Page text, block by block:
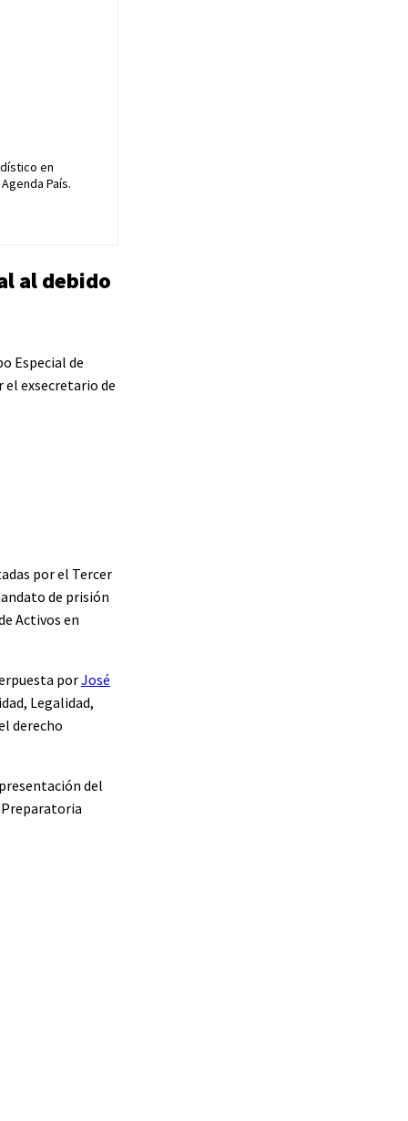
en
País.
al debido
Especial de
exsecretario de
por el Tercer
de prisión
Activos en
porJosé
Legalidad,
derecho
del
Preparatoria